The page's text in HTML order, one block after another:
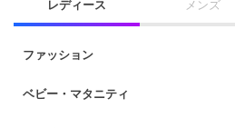
レディース メンズ
ファッション
ベビー・マタニティ